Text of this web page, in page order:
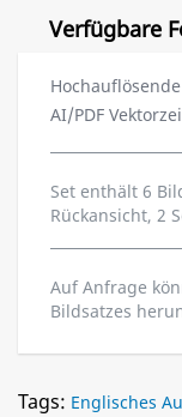
Verfügbare
AI/PDF
Set enthält 6
Rückansicht, 2
Auf Anfrage
Bildsatzes
Tags: Englisches